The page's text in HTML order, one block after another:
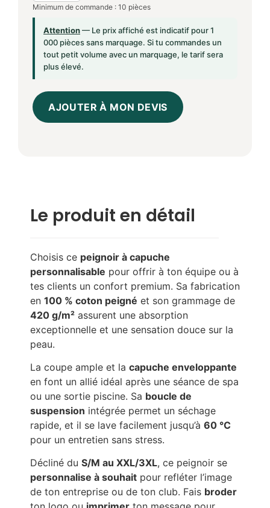
Minimum de commande : 10 pièces
Attention— Le prix affiché est indicatif pour 1
000 pièces sans marquage. Si tu commandes un
tout petit volume avec un marquage, le tarif sera
plus élevé.
AJOUTER À MON DEVIS
Le produit en détail
Choisis ce peignoir à capuche
personnalisable pour offrir à ton équipe ou à
tes clients un confort premium. Sa fabrication
en 100 % coton peigné et son grammage de
420 g/m² assurent une absorption
exceptionnelle et une sensation douce sur la
peau.
La coupe ample et la capuche enveloppante
en font un allié idéal après une séance de spa
ou une sortie piscine. Sa boucle de
suspension intégrée permet un séchage
rapide, et il se lave facilement jusqu’à 60 °C
pour un entretien sans stress.
Décliné du S/M au XXL/3XL, ce peignoir se
personnalise à souhait pour refléter l’image
de ton entreprise ou de ton club. Fais broder